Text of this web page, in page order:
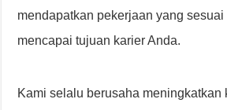
mendapatkan pekerjaan yang
mencapai tujuan karier Anda.
Kami selalu berusaha meningkatkan